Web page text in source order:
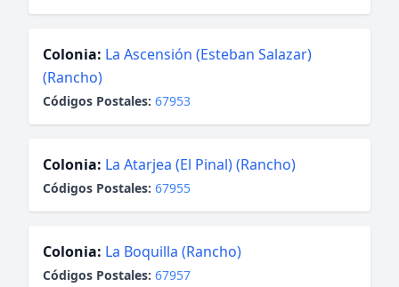
Colonia: La Ascensión (Esteban Salazar)
(Rancho)
Códigos Postales: 67953
Colonia: La Atarjea (El Pinal) (Rancho)
Códigos Postales: 67955
Colonia: La Boquilla (Rancho)
Códigos Postales: 67957